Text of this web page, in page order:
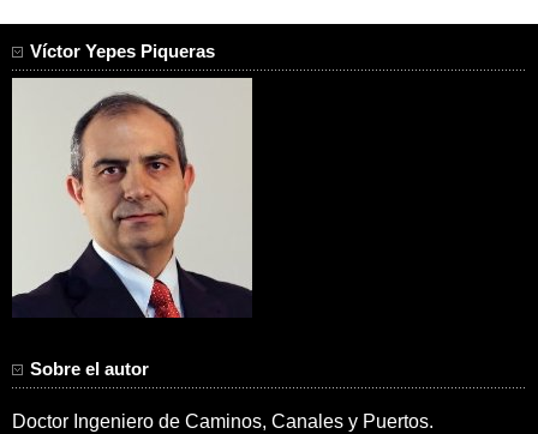
Víctor Yepes Piqueras
Sobre el autor
Doctor Ingeniero de Caminos, Canales y Puertos.